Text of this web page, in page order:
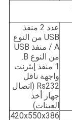
عدد 2 منفذ
USB من النوع
A / منفذ USB
من النوع B.
1 منفذ إيثرنت
واجهة ناقل
Rs232 (اتصال
جهاز أخذ
العينات)
420x550x386